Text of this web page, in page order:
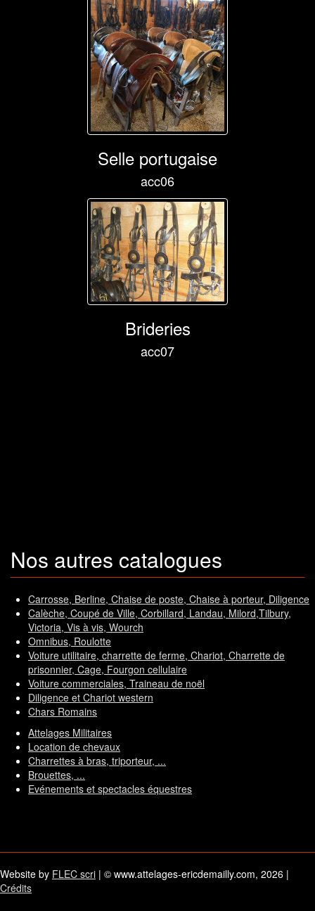
Selle portugaise
acc06
Brideries
acc07
Nos autres catalogues
Carrosse, Berline, Chaise de poste, Chaise à porteur, Diligence
Calèche, Coupé de Ville, Corbillard, Landau, Milord,Tilbury,
Victoria, Vis à vis, Wourch
Omnibus, Roulotte
Voiture utilitaire, charrette de ferme, Chariot, Charrette de
prisonnier, Cage, Fourgon cellulaire
Voiture commerciales, Traineau de noël
Diligence et Chariot western
Chars Romains
Attelages Militaires
Location de chevaux
Charrettes à bras, triporteur, ...
Brouettes, ...
Evénements et spectacles équestres
Website by FLEC scri | © www.attelages-ericdemailly.com, 2026 |
Crédits